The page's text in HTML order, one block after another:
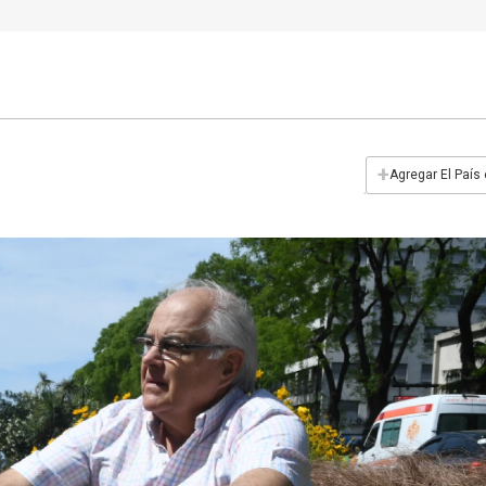
+Agregar El País